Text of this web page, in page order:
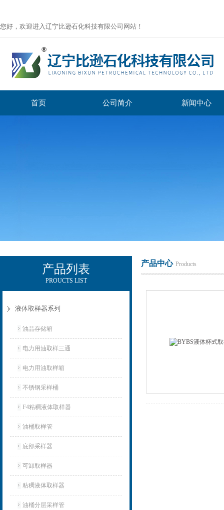
您好，欢迎进入辽宁比逊石化科技有限公司网站！
首页 公司简介 新闻中心
产品列表
PROUCTS LIST
液体取样器系列
油品存储箱
电力用油取样三通
电力用油取样箱
不锈钢采样桶
F4粘稠液体取样器
油桶取样管
底部采样器
可卸取样器
粘稠液体取样器
油桶分层采样管
产品中心 Products